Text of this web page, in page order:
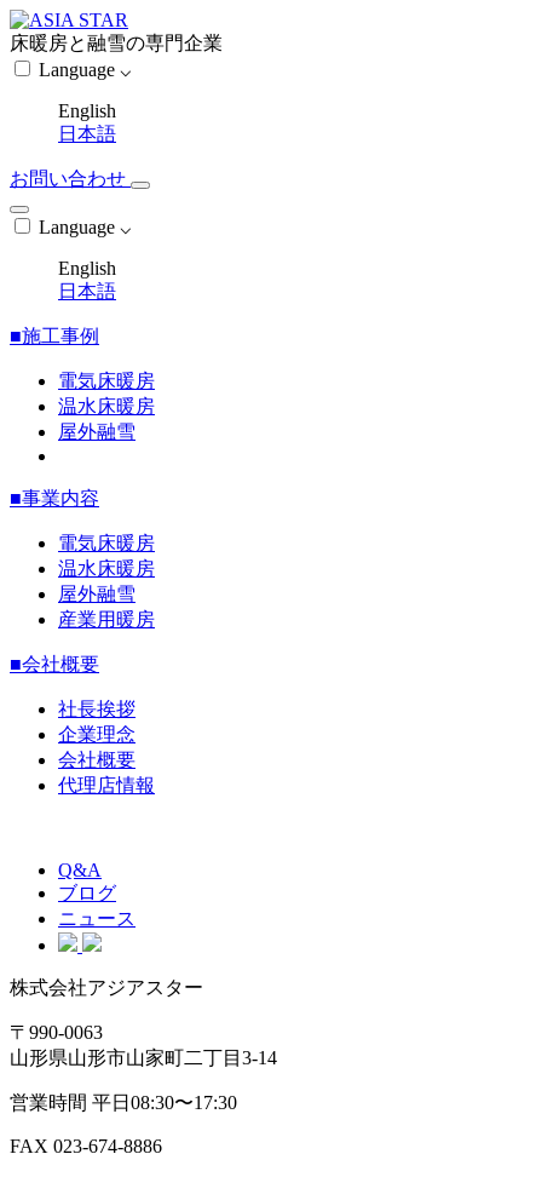
床暖房と融雪の専門企業
Language ⌵
English
日本語
お問い合わせ
Language ⌵
English
日本語
■施工事例
電気床暖房
温水床暖房
屋外融雪
■事業内容
電気床暖房
温水床暖房
屋外融雪
産業用暖房
■会社概要
社長挨拶
企業理念
会社概要
代理店情報
Q&A
ブログ
ニュース
株式会社アジアスター
〒990-0063
山形県山形市山家町二丁目3-14
営業時間 平日08:30〜17:30
FAX 023-674-8886